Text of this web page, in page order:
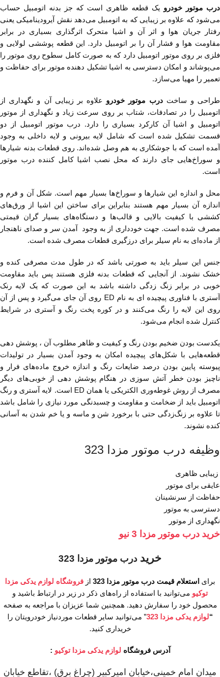
درب موتور خودرو یک قطعه ظاهری است که جز بدنه اتومبیل حساب
می‌شود که علاوه بر زیبایی که به اتومبیل می‌دهد نقش آیرودینامیکی یعنی
رفتار جریان هوا و اثر آن و اشیا متحرک اثرگذاری بسیاری در برابر
مقاومت هوا و فشار آن را بر اتومبیل دارد. این قطعه پوششی لولایی و
فلزی بر روی موتور اتومبیل دارد که به صورت کامل سطوح روی موتور را
می‌پوشاند و امکان دسترسی به اشیا تشکیل دهنده موتور برای حفاظت و
تعمیر را مهیا می‌سازد.
طراحی و ساخت درب موتور خودرو علاوه بر زیبایی آن و نگهداری از
اتومبیل را در تصادفات، شتاب بر روی سرعت زیاد و نگهداری از موتور
اتومبیل و اشیا آن کارکرد بسیاری را دارد. درب موتور اتومبیل از دو
قسمت تشکیل شده است که شامل لایه بیرونی و لایه داخلی به وجود
آمده است که با جوشکاری به هم وصل شده‌اند. روی قطعات بدنه شیارها
و سوراخ‌هایی جای دارند که محل نصب اشیا کامل کننده درب موتور
است.
محل و اندازه این شیارها و سوراخ‌ها بسیار مهم است. شکل آن و فرم و
اندازه آن بسیار مهم هستند بنابراین برای ساختن این اشیا از ورق‌های
کششی با کیفیت بالایی و قالب‌ها و دستگاه‌های بسیار گران قیمتی
مصرف شده است. جهت خودداری از به وجود آمدن سر و صدای ناهنجار
از ماده‌ای به نام سیلر برای درزگیری قطعات مصرف شده است.
جنس این سیلر باید به صورتی باشد که در طول مدت مصرفی کنده و
خشک نشوند. از آنجایی که قطعات بدنه فلزی هستند پس باید مقاومت
خوبی در برابر زنگ زدگی داشته باشد به این صورت که یک لایه رنک
آستری با فناوری پیچیده ای به نام ED روی آن جای می‌گیرد و پس از آن
روی این لایه را رنگ می‌کنند و در کوره پخت رنگ و آستری در شرایط
کنترل شده انجام می‌شود.
یکدست بودن ضخیم بودن رنگ و‌ کیفیت و ظاهر‌ مطلوب آن ، پوشش دهی
قطعه‌هایی با شکل‌های پیچیده امکان به وجود آمدن بسیار در تولیدات
پیوسته پایین بودن درصد ضایعات رنگ و اندازه خروج ماده‌های فرار و
ناچیز بودن خطر آتش سوزی در هنگام پوشش دهی از خوبی‌های دیگر
مصرف از روش غوطه‌وری الکتریکی یا همان ED است. لایه آستری و رنگ
اتومبیل باید از ضخامت و مقاومت و چسبدنگی مورد نیازی را شامل باشد
تا علاوه بر زنگ‌زدگی حتی با برخورد شن و ماسه و یا خم شدن به آسانی
کنده نشوند.
وظیفه درب موتور مزدا 323
زیبایی ظاهری
عایقی برای موتور
حفاظت از سرنشینان
دسترسی به موتور
نگهداری از موتور
خرید درب موتور مزدا 3 نیو
خرید درب موتور مزدا 323
برای استعلام قیمت درب موتور مزدا 323 از فروشگاه لوازم یدکی مزدا
توکیو می‌توانید با استفاده از راه‌های ذکر در زیر در ارتباط باشید و
محصول خود را سفارش دهید. همچنین شما عزیزان با مراجعه به صفحه
“لوازم یدکی مزدا 323
” می‌توانید سایر قطعات موردنیاز خودرویتان را
خریداری کنید.
آدرس فروشگاه لوازم یدکی مزدا توکیو :
میدان امام خمینی،خیابان امیرکبیر (چراغ برق) ،تقاطع خیابان